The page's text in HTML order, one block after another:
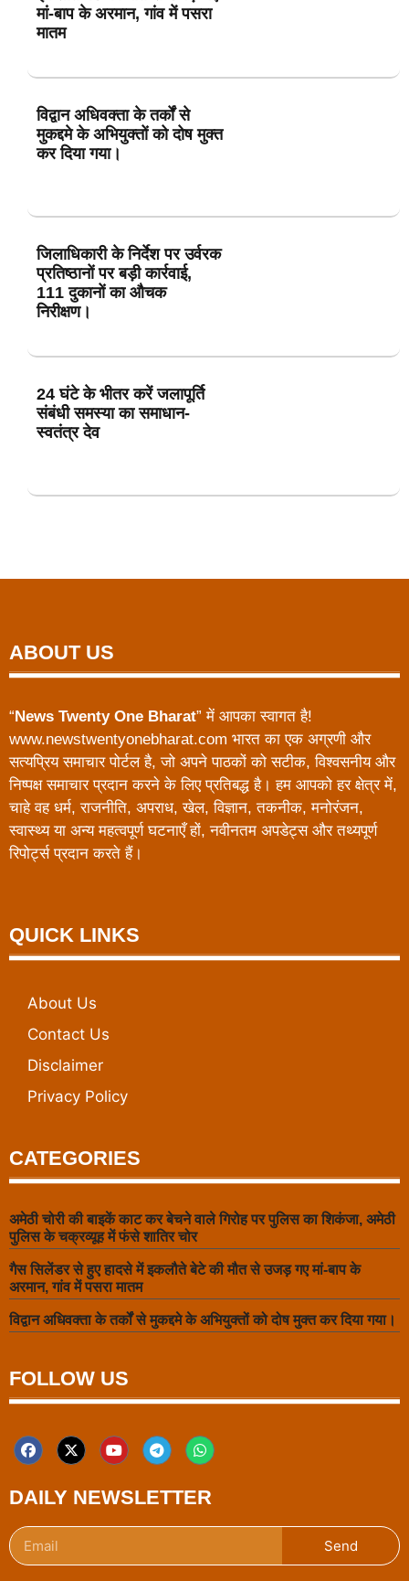
मां-बाप के अरमान, गांव में पसरा
मातम
विद्वान अधिवक्ता के तर्कों से
मुकद्दमे के अभियुक्तों को दोष मुक्त
कर दिया गया।
जिलाधिकारी के निर्देश पर उर्वरक
प्रतिष्ठानों पर बड़ी कार्रवाई,
111 दुकानों का औचक
निरीक्षण।
24 घंटे के भीतर करें जलापूर्ति
संबंधी समस्या का समाधान-
स्वतंत्र देव
ABOUT US
“ News Twenty One Bharat” में आपका स्वागत है!
www.newstwentyonebharat.com भारत का एक अग्रणी और
सत्यप्रिय समाचार पोर्टल है, जो अपने पाठकों को सटीक, विश्वसनीय और
निष्पक्ष समाचार प्रदान करने के लिए प्रतिबद्ध है। हम आपको हर क्षेत्र में,
चाहे वह धर्म, राजनीति, अपराध, खेल, विज्ञान, तकनीक, मनोरंजन,
स्वास्थ्य या अन्य महत्वपूर्ण घटनाएँ हों, नवीनतम अपडेट्स और तथ्यपूर्ण
रिपोर्ट्स प्रदान करते हैं।
QUICK LINKS
About Us
Contact Us
Disclaimer
Privacy Policy
CATEGORIES
अमेठी चोरी की बाइकें काट कर बेचने वाले गिरोह पर पुलिस का शिकंजा, अमेठी
पुलिस के चक्रव्यूह में फंसे शातिर चोर
गैस सिलेंडर से हुए हादसे में इकलौते बेटे की मौत से उजड़ गए मां-बाप के
अरमान, गांव में पसरा मातम
विद्वान अधिवक्ता के तर्कों से मुकद्दमे के अभियुक्तों को दोष मुक्त कर दिया गया।
FOLLOW US
DAILY NEWSLETTER
Send